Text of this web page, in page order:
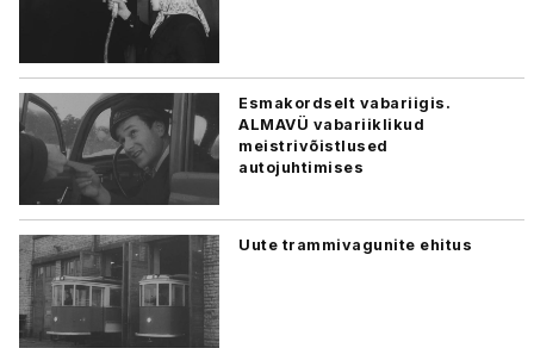
Esmakordselt vabariigis.
ALMAVÜ vabariiklikud
meistrivõistlused
autojuhtimises
Uute trammivagunite ehitus